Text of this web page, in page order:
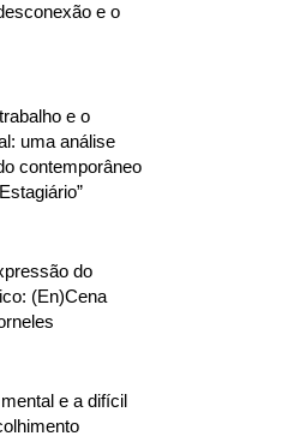
e o
e o
uma análise
contemporâneo
do
(En)Cena
e a difícil